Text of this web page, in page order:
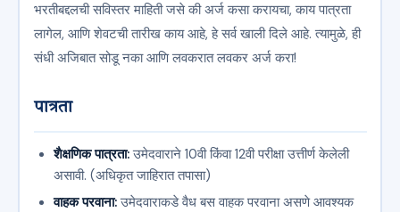
भरतीबद्दलची सविस्तर माहिती जसे की अर्ज कसा करायचा, काय पात्रता
लागेल, आणि शेवटची तारीख काय आहे, हे सर्व खाली दिले आहे. त्यामुळे, ही
संधी अजिबात सोडू नका आणि लवकरात लवकर अर्ज करा!
पात्रता
शैक्षणिक पात्रता:उमेदवाराने 10वी किंवा 12वी परीक्षा उत्तीर्ण केलेली
असावी. (अधिकृत जाहिरात तपासा)
वाहक परवाना:उमेदवाराकडे वैध बस वाहक परवाना असणे आवश्यक